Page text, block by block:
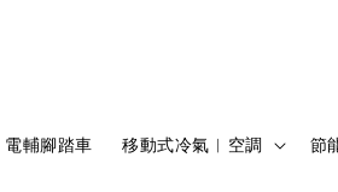
電輔腳踏車 移動式冷氣︱空調 節